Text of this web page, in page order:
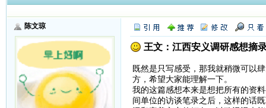
陈文琼
王文：江西安义调研感想摘
既然是只写感受，那我就稍微可以
方，希望大家能理解一下。
我的这篇感想本来是想把所有的资
间单位的访谈笔录之后，这样的话